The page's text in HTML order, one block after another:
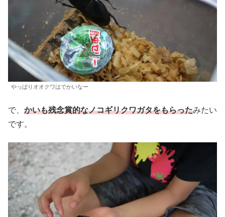
やっぱりオオクワはでかいなー
で、 かいも残念賞的なノコギリクワガタをもらったみたい
です。